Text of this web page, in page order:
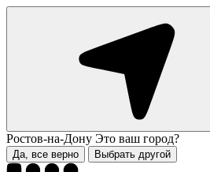
Ростов-на-Дону Это ваш город?
Да, все верно Выбрать другой